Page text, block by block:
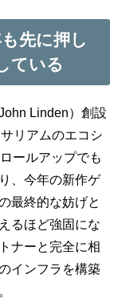
先に押し
ている
Linden）創設
リアムのエコシ
ールアップでも
、今年の新作ゲ
最終的な妨げと
るほど強固にな
ナーと完全に相
インフラを構築